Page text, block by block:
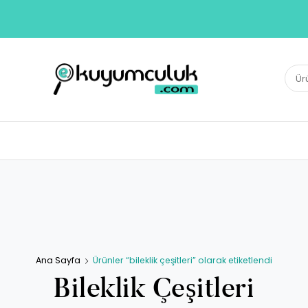
E-KUYUMCULUK
Herkesin Kuyumcusu Ara:
Ana Sayfa Ürünler “bileklik çeşitleri” olarak etiketlendi
Bileklik Çeşitleri